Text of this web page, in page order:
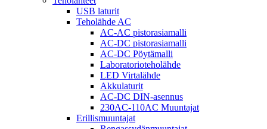
USB laturit
Teholähde AC
AC-AC pistorasiamalli
AC-DC pistorasiamalli
AC-DC Pöytämalli
Laboratorioteholähde
LED Virtalähde
Akkulaturit
AC-DC DIN-asennus
230AC-110AC Muuntajat
Erillismuuntajat